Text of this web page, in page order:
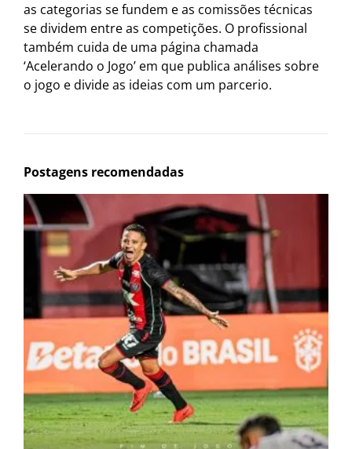
as categorias se fundem e as comissões técnicas
se dividem entre as competições. O profissional
também cuida de uma página chamada
‘Acelerando o Jogo’ em que publica análises sobre
o jogo e divide as ideias com um parcerio.
Postagens recomendadas